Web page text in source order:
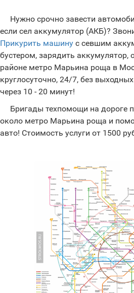
Нужно срочно завести
если сел аккумулятор (АКБ)?
Прикурить машину с севшим
бустером, зарядить
районе метро Марьина роща в
круглосуточно, 24/7, без
через 10 - 20 минут!
Бригады техпомощи на дороге
около метро Марьина роща и
авто! Стоимость услуги от 1500